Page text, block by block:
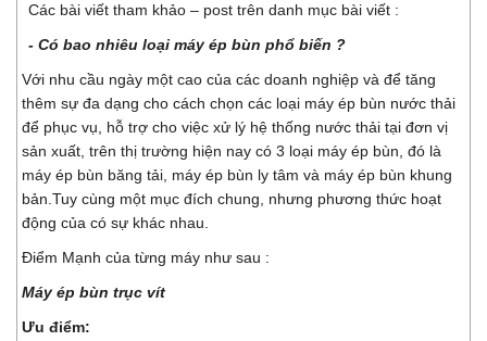
Các bài viết tham khảo – post trên danh mục bài viết :
- Có bao nhiêu loại máy ép bùn phổ biến ?
Với nhu cầu ngày một cao của các doanh nghiệp và để tăng
thêm sự đa dạng cho cách chọn các loại máy ép bùn nước thải
để phục vụ, hỗ trợ cho việc xử lý hệ thống nước thải tại đơn vị
sản xuất, trên thị trường hiện nay có 3 loại máy ép bùn, đó là
máy ép bùn băng tải, máy ép bùn ly tâm và máy ép bùn khung
bản.Tuy cùng một mục đích chung, nhưng phương thức hoạt
động của có sự khác nhau.
Điểm Mạnh của từng máy như sau :
Máy ép bùn trục vít
Ưu điểm: